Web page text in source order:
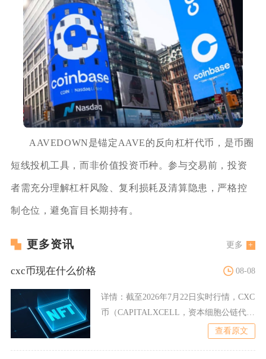
AAVEDOWN是锚定AAVE的反向杠杆代币，是币圈
短线投机工具，而非价值投资币种。参与交易前，投资
者需充分理解杠杆风险、复利损耗及清算隐患，严格控
制仓位，避免盲目长期持有。
更多资讯 更多
cxc币现在什么价格 08-08
详情： 截至2026年7月22日实时行情，CXC
币（CAPITALXCELL，资本细胞公链代
查看原文